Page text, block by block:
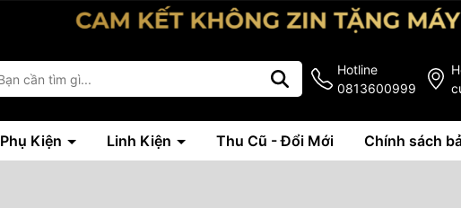
Hotline
0813600999
Phụ Kiện Linh Kiện Thu Cũ - Đổi Mới Chính sách